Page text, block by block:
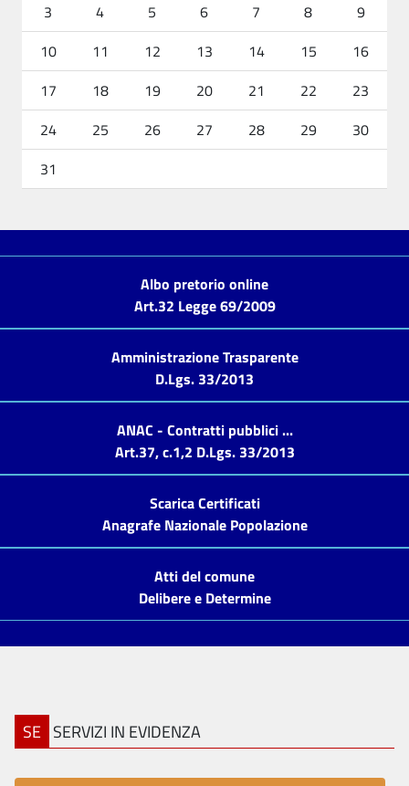
3
4 5 6 7 8
9
10
11 12 13 14 15
16
17
18 19 20 21 22
23
24
25 26 27 28 29
30
31
Albo pretorio online
Art.32 Legge 69/2009
Amministrazione Trasparente
D.Lgs. 33/2013
ANAC - Contratti pubblici ...
Art.37, c.1,2 D.Lgs. 33/2013
Scarica Certificati
Anagrafe Nazionale Popolazione
Atti del comune
Delibere e Determine
SE SERVIZI IN EVIDENZA